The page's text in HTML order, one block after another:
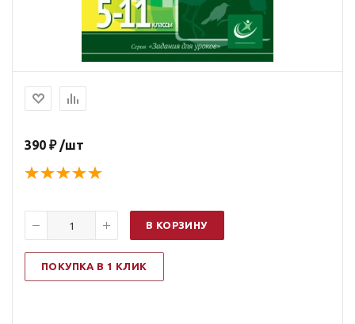
390 ₽ /шт
В КОРЗИНУ
ПОКУПКА В 1 КЛИК